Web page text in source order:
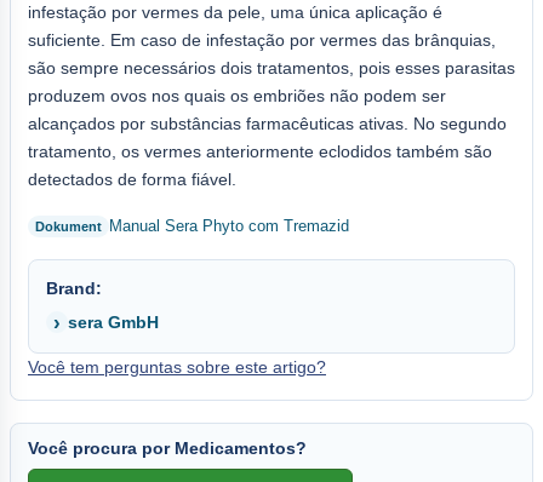
infestação por vermes da pele, uma única aplicação é
suficiente. Em caso de infestação por vermes das brânquias,
são sempre necessários dois tratamentos, pois esses parasitas
produzem ovos nos quais os embriões não podem ser
alcançados por substâncias farmacêuticas ativas. No segundo
tratamento, os vermes anteriormente eclodidos também são
detectados de forma fiável.
Manual Sera Phyto com Tremazid
Brand:
sera GmbH
Você tem perguntas sobre este artigo?
Você procura por Medicamentos?